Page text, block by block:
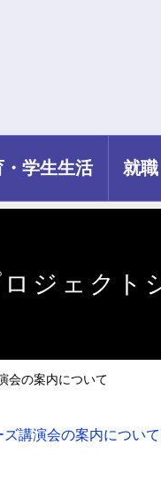
・学生生活 就
ジェクト
会の案内について
講演会の案内につい